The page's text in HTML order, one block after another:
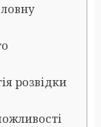
розвідки